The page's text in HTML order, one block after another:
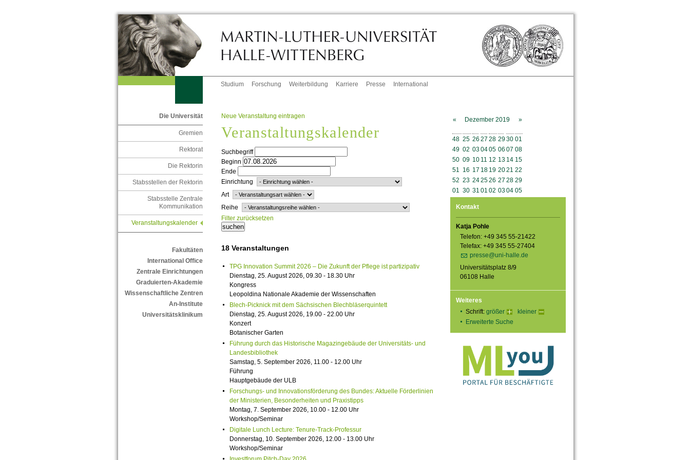
Studium Forschung Weiterbildung Karriere Presse International
Die Universität
Gremien
Rektorat
Die Rektorin
Stabsstellen der Rektorin
Stabsstelle Zentrale
Kommunikation
Veranstaltungskalender
Fakultäten
International Office
Zentrale Einrichtungen
Graduierten-Akademie
Wissenschaftliche Zentren
An-Institute
Universitätsklinikum
« Dezember 2019
»
48 25 26 27 28 2930 01
49 02 030405 06 07 08
50 09 10 11 12 13 14 15
51 16 17 18 19 2021 22
52 23 242526 27 28 29
01 30 31 01 02 0304 05
Kontakt
Katja Pohle
Telefon: +49 345 55-21422
Telefax: +49 345 55-27404
presse@uni-halle.de
Universitätsplatz 8/9
06108 Halle
Weiteres
Schrift: größer
kleiner
Erweiterte Suche
Neue Veranstaltung eintragen
Veranstaltungskalender
Suchbegriff
Beginn
Ende
Einrichtung
Art
Reihe
Filter zurücksetzen
18 Veranstaltungen
TPG Innovation Summit 2026 – Die Zukunft der Pflege ist partizipativ
Dienstag, 25. August 2026, 09.30 - 18.30 Uhr
Kongress
Leopoldina Nationale Akademie der Wissenschaften
Blech-Picknick mit dem Sächsischen Blechbläserquintett
Dienstag, 25. August 2026, 19.00 - 22.00 Uhr
Konzert
Botanischer Garten
Führung durch das Historische Magazingebäude der Universitäts- und
Landesbibliothek
Samstag, 5. September 2026, 11.00 - 12.00 Uhr
Führung
Hauptgebäude der ULB
Forschungs- und Innovationsförderung des Bundes: Aktuelle Förderlinien
der Ministerien, Besonderheiten und Praxistipps
Montag, 7. September 2026, 10.00 - 12.00 Uhr
Workshop/Seminar
Digitale Lunch Lecture: Tenure-Track-Professur
Donnerstag, 10. September 2026, 12.00 - 13.00 Uhr
Workshop/Seminar